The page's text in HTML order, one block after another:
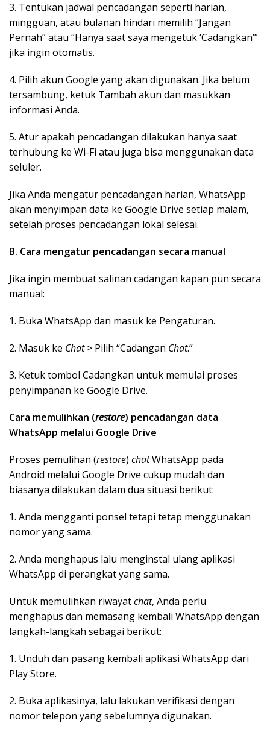
3. Tentukan jadwal pencadangan seperti harian,
mingguan, atau bulanan hindari memilih “Jangan
Pernah” atau “Hanya saat saya mengetuk ‘Cadangkan’”
jika ingin otomatis.
4. Pilih akun Google yang akan digunakan. Jika belum
tersambung, ketuk Tambah akun dan masukkan
informasi Anda.
5. Atur apakah pencadangan dilakukan hanya saat
terhubung ke Wi-Fi atau juga bisa menggunakan data
seluler.
Jika Anda mengatur pencadangan harian, WhatsApp
akan menyimpan data ke Google Drive setiap malam,
setelah proses pencadangan lokal selesai.
B. Cara mengatur pencadangan secara manual
Jika ingin membuat salinan cadangan kapan pun secara
manual:
1. Buka WhatsApp dan masuk ke Pengaturan.
2. Masuk ke Chat> Pilih “Cadangan Chat.”
3. Ketuk tombol Cadangkan untuk memulai proses
penyimpanan ke Google Drive.
Cara memulihkan (restore) pencadangan data
WhatsApp melalui Google Drive
Proses pemulihan (restore) chatWhatsApp pada
Android melalui Google Drive cukup mudah dan
biasanya dilakukan dalam dua situasi berikut:
1. Anda mengganti ponsel tetapi tetap menggunakan
nomor yang sama.
2. Anda menghapus lalu menginstal ulang aplikasi
WhatsApp di perangkat yang sama.
Untuk memulihkan riwayatchat, Anda perlu
menghapus dan memasang kembali WhatsApp dengan
langkah-langkah sebagai berikut:
1. Unduh dan pasang kembali aplikasi WhatsApp dari
Play Store.
2. Buka aplikasinya, lalu lakukan verifikasi dengan
nomor telepon yang sebelumnya digunakan.